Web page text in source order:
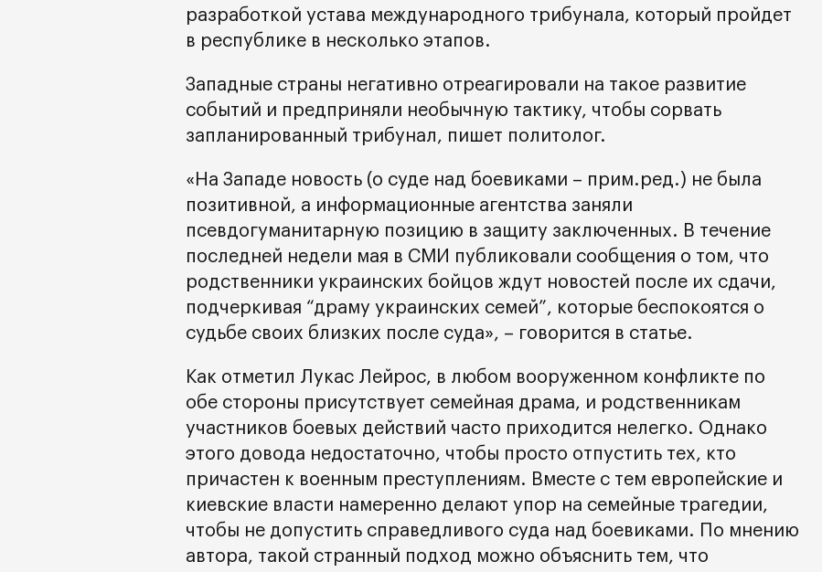
разработкой устава международного трибунала, который пройдет
в республике в несколько этапов.
Западные страны негативно отреагировали на такое развитие
событий и предприняли необычную тактику, чтобы сорвать
запланированный трибунал, пишет политолог.
«На Западе новость (о суде над боевиками – прим.ред.) не была
позитивной, а информационные агентства заняли
псевдогуманитарную позицию в защиту заключенных. В течение
последней недели мая в СМИ публиковали сообщения о том, что
родственники украинских бойцов ждут новостей после их сдачи,
подчеркивая “драму украинских семей”, которые беспокоятся о
судьбе своих близких после суда», – говорится в статье.
Как отметил Лукас Лейрос, в любом вооруженном конфликте по
обе стороны присутствует семейная драма, и родственникам
участников боевых действий часто приходится нелегко. Однако
этого довода недостаточно, чтобы просто отпустить тех, кто
причастен к военным преступлениям. Вместе с тем европейские и
киевские власти намеренно делают упор на семейные трагедии,
чтобы не допустить справедливого суда над боевиками. По мнению
автора, такой странный подход можно объяснить тем, что